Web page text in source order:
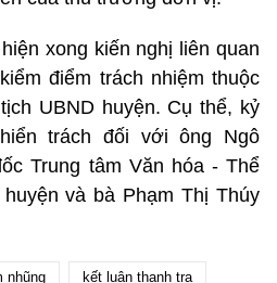
xong kiến nghị liên quan
điểm trách nhiệm thuộc
UBND huyện. Cụ thể, kỷ
trách đối với ông Ngô
Trung tâm Văn hóa - Thể
và bà Phạm Thị Thúy
nhũng kết luận thanh tra